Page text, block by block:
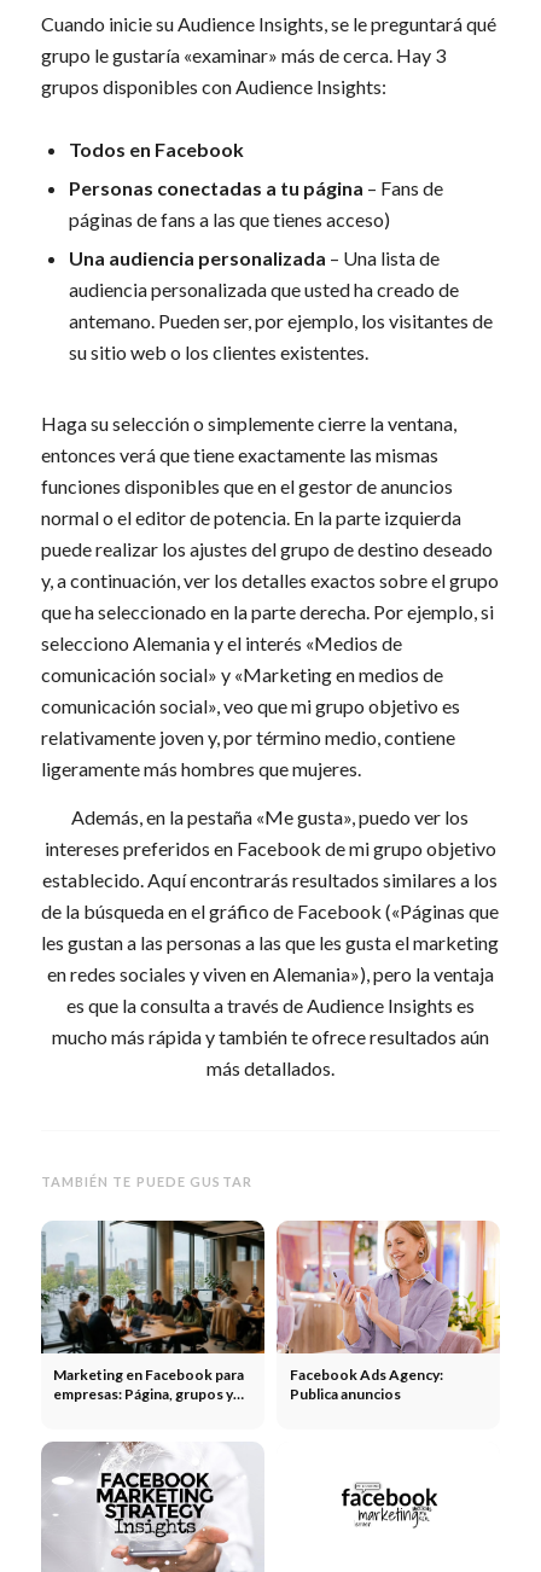
Cuando inicie su Audience Insights, se le preguntará qué
grupo le gustaría «examinar» más de cerca. Hay 3
grupos disponibles con Audience Insights:
Todos en Facebook
Personas conectadas a tu página – Fans de
páginas de fans a las que tienes acceso)
Una audiencia personalizada – Una lista de
audiencia personalizada que usted ha creado de
antemano. Pueden ser, por ejemplo, los visitantes de
su sitio web o los clientes existentes.
Haga su selección o simplemente cierre la ventana,
entonces verá que tiene exactamente las mismas
funciones disponibles que en el gestor de anuncios
normal o el editor de potencia. En la parte izquierda
puede realizar los ajustes del grupo de destino deseado
y, a continuación, ver los detalles exactos sobre el grupo
que ha seleccionado en la parte derecha. Por ejemplo, si
selecciono Alemania y el interés «Medios de
comunicación social» y «Marketing en medios de
comunicación social», veo que mi grupo objetivo es
relativamente joven y, por término medio, contiene
ligeramente más hombres que mujeres.
Además, en la pestaña «Me gusta», puedo ver los
intereses preferidos en Facebook de mi grupo objetivo
establecido. Aquí encontrarás resultados similares a los
de la búsqueda en el gráfico de Facebook («Páginas que
les gustan a las personas a las que les gusta el marketing
en redes sociales y viven en Alemania»), pero la ventaja
es que la consulta a través de Audience Insights es
mucho más rápida y también te ofrece resultados aún
más detallados.
TAMBIÉN TE PUEDE GUSTAR
Marketing en Facebook para
empresas: Página, grupos y
Facebook Ads Agency:
Publica anuncios